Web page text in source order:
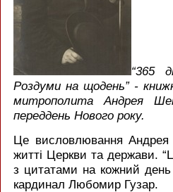
“365
Роздуми на щодень” -
митрополита Андрея
переддень Нового року.
Це висловлювання Андрея
житті Церкви та держави.
з цитатами на кожний день
кардинал Любомир Гузар.